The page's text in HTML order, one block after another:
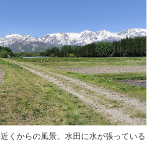
くからの風景。水田に水が張っている